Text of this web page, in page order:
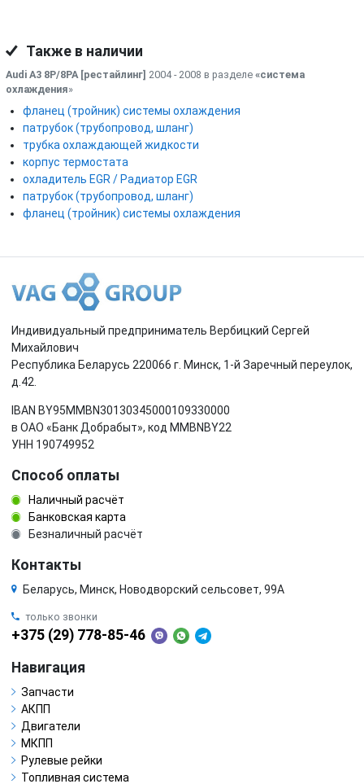
Также в наличии
Audi A3 8P/8PA [рестайлинг] 2004 - 2008 в разделе «система
охлаждения»
фланец (тройник) системы охлаждения
патрубок (трубопровод, шланг)
трубка охлаждающей жидкости
корпус термостата
охладитель EGR / Радиатор EGR
патрубок (трубопровод, шланг)
фланец (тройник) системы охлаждения
Индивидуальный предприниматель Вербицкий Сергей
Михайлович
Республика Беларусь 220066 г. Минск, 1-й Заречный переулок,
д.42.
IBAN BY95MMBN30130345000109330000
в ОАО «Банк Добрабыт», код MMBNBY22
УНН 190749952
Способ оплаты
Наличный расчёт
Банковская карта
Безналичный расчёт
Контакты
Беларусь, Минск, Новодворский сельсовет, 99А
только звонки
+375 (29) 778-85-46
Навигация
Запчасти
АКПП
Двигатели
МКПП
Рулевые рейки
Топливная система